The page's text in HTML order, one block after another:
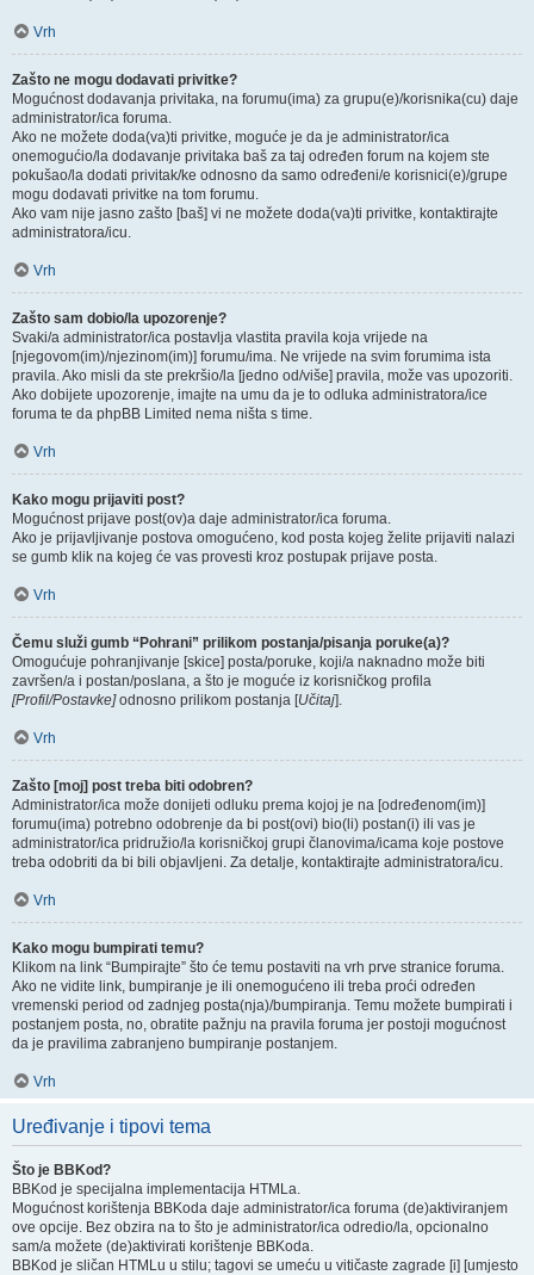
Vrh
Zašto ne mogu dodavati privitke?
Mogućnost dodavanja privitaka, na forumu(ima) za grupu(e)/korisnika(cu) daje
administrator/ica foruma.
Ako ne možete doda(va)ti privitke, moguće je da je administrator/ica
onemogućio/la dodavanje privitaka baš za taj određen forum na kojem ste
pokušao/la dodati privitak/ke odnosno da samo određeni/e korisnici(e)/grupe
mogu dodavati privitke na tom forumu.
Ako vam nije jasno zašto [baš] vi ne možete doda(va)ti privitke, kontaktirajte
administratora/icu.
Vrh
Zašto sam dobio/la upozorenje?
Svaki/a administrator/ica postavlja vlastita pravila koja vrijede na
[njegovom(im)/njezinom(im)] forumu/ima. Ne vrijede na svim forumima ista
pravila. Ako misli da ste prekršio/la [jedno od/više] pravila, može vas upozoriti.
Ako dobijete upozorenje, imajte na umu da je to odluka administratora/ice
foruma te da phpBB Limited nema ništa s time.
Vrh
Kako mogu prijaviti post?
Mogućnost prijave post(ov)a daje administrator/ica foruma.
Ako je prijavljivanje postova omogućeno, kod posta kojeg želite prijaviti nalazi
se gumb klik na kojeg će vas provesti kroz postupak prijave posta.
Vrh
Čemu služi gumb “Pohrani” prilikom postanja/pisanja poruke(a)?
Omogućuje pohranjivanje [skice] posta/poruke, koji/a naknadno može biti
završen/a i postan/poslana, a što je moguće iz korisničkog profila
[Profil/Postavke]odnosno prilikom postanja [Učitaj].
Vrh
Zašto [moj] post treba biti odobren?
Administrator/ica može donijeti odluku prema kojoj je na [određenom(im)]
forumu(ima) potrebno odobrenje da bi post(ovi) bio(li) postan(i) ili vas je
administrator/ica pridružio/la korisničkoj grupi članovima/icama koje postove
treba odobriti da bi bili objavljeni. Za detalje, kontaktirajte administratora/icu.
Vrh
Kako mogu bumpirati temu?
Klikom na link “Bumpirajte” što će temu postaviti na vrh prve stranice foruma.
Ako ne vidite link, bumpiranje je ili onemogućeno ili treba proći određen
vremenski period od zadnjeg posta(nja)/bumpiranja. Temu možete bumpirati i
postanjem posta, no, obratite pažnju na pravila foruma jer postoji mogućnost
da je pravilima zabranjeno bumpiranje postanjem.
Vrh
Uređivanje i tipovi tema
Što je BBKod?
BBKod je specijalna implementacija HTMLa.
Mogućnost korištenja BBKoda daje administrator/ica foruma (de)aktiviranjem
ove opcije. Bez obzira na to što je administrator/ica odredio/la, opcionalno
sam/a možete (de)aktivirati korištenje BBKoda.
BBKod je sličan HTMLu u stilu; tagovi se umeću u vitičaste zagrade [i] [umjesto